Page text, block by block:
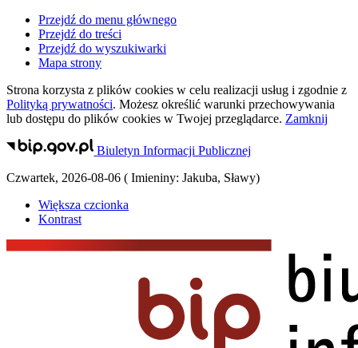
Przejdź do menu głównego
Przejdź do treści
Przejdź do wyszukiwarki
Mapa strony
Strona korzysta z plików cookies w celu realizacji usług i zgodnie z
Polityką prywatności. Możesz określić warunki przechowywania
lub dostępu do plików cookies w Twojej przeglądarce. Zamknij
Biuletyn Informacji Publicznej
Czwartek, 2026-08-06 ( Imieniny: Jakuba, Sławy)
Większa czcionka
Kontrast